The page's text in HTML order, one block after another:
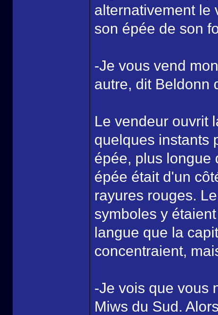
alternativement le
son épée de son
-Je vous vend
autre, dit Beldonn
Le vendeur ouvrit
quelques instants
épée, plus longue
épée était d'un
rayures rouges.
symboles y
langue que la
concentraient,
-Je vois que vous
Miws du Sud.